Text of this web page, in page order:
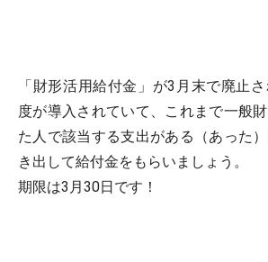
「財形活用給付金」が3月末で廃止
度が導入されていて、これまで一般
た人で該当する支出がある（あった
き出して給付金をもらいましょう。
期限は3月30日です！